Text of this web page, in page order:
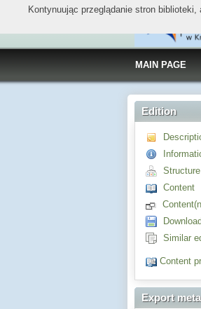
MAIN PAGE
Edition
Structure
Content
Download
Similar
Content
Export
Kontynuując przeglądanie stron